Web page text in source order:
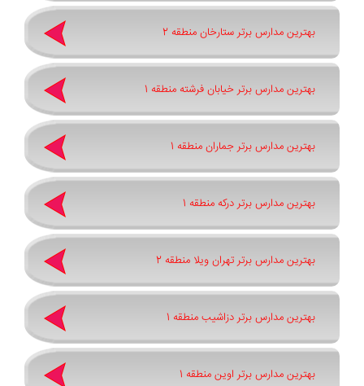
بهترین مدارس برتر ستارخان منطقه 2
بهترین مدارس برتر خیابان فرشته منطقه 1
بهترین مدارس برتر جماران منطقه 1
بهترین مدارس برتر درکه منطقه 1
بهترین مدارس برتر تهران ویلا منطقه 2
بهترین مدارس برتر دزاشیب منطقه 1
بهترین مدارس برتر اوین منطقه 1